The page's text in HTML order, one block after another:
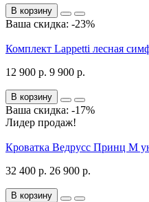
В корзину
Ваша скидка: -23%
Комплект Lappetti лесная
12 900 р. 9 900 р.
В корзину
Ваша скидка: -17%
Лидер продаж!
Кроватка Ведрусс Принц М
32 400 р. 26 900 р.
В корзину